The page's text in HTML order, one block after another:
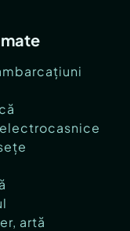
artă